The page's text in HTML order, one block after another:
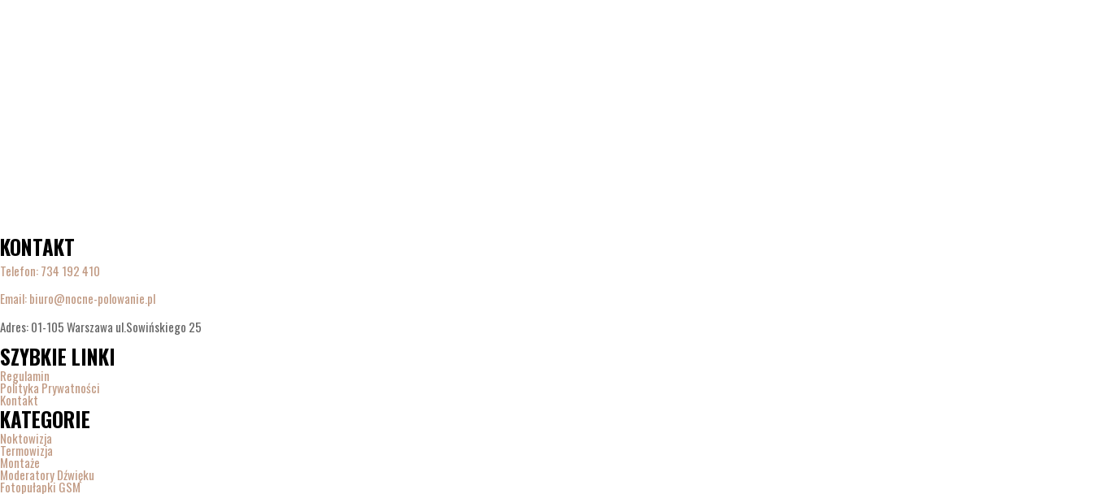
KONTAKT
Telefon:734 192 410
Email: biuro@nocne-polowanie.pl
Adres: 01-105 Warszawa ul.Sowińskiego 25
SZYBKIE LINKI
Regulamin
Polityka Prywatności
Kontakt
KATEGORIE
Noktowizja
Termowizja
Montaże
Moderatory Dźwięku
Fotopułapki GSM